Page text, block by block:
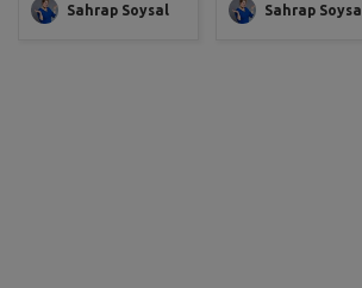
Sahrap Soysal Sahrap Soysal